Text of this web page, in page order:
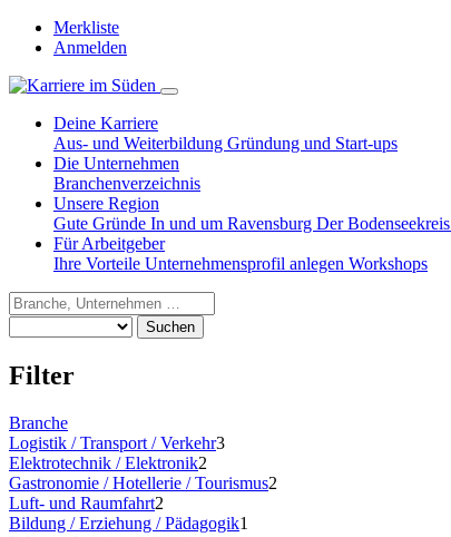
Merkliste
Anmelden
Deine Karriere
Aus- und Weiterbildung Gründung und Start-ups
Die Unternehmen
Branchenverzeichnis
Unsere Region
Gute Gründe In und um Ravensburg Der Bodenseekreis
Für Arbeitgeber
Ihre Vorteile Unternehmensprofil anlegen Workshops
Suchen
Filter
Branche
Logistik / Transport / Verkehr3
Elektrotechnik / Elektronik2
Gastronomie / Hotellerie / Tourismus2
Luft- und Raumfahrt2
Bildung / Erziehung / Pädagogik1